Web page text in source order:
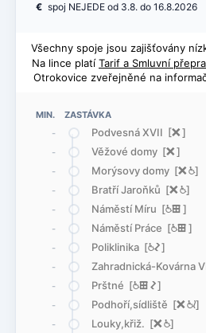
MIN. ZASTÁVKA
-
Podvesná XVII [ë]
- Věžové domy [ë]
- Morýsovy domy [ë@]
- Bratří Jaroňků [ë@]
- Náměstí Míru [@æ]
- Náměstí Práce [@æ]
- Poliklinika [@ó]
- Zahradnická-Kovárna
- Prštné [@æó]
- Podhoří,sídliště [ë@<]
- Louky,křiž. [ë@]
€ spoj NEJEDE od 3.8. do 16.8.2026
Všechny spoje jsou zajišťovány
Na lince platí Tarif a Smluvní
Otrokovice zveřejněné na